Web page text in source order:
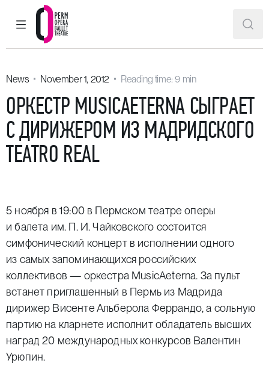
MAIN MENU
Perm Opera and Ballet Theatre
News November 1, 2012 Reading time: 9 min
ОРКЕСТР MUSICAETERNA СЫГРАЕТ
С ДИРИЖЕРОМ ИЗ МАДРИДСКОГО
TEATRO REAL
5 ноября в 19:00 в Пермском театре оперы
и балета им. П. И. Чайковского состоится
симфонический концерт в исполнении одного
из самых запоминающихся российских
коллективов — оркестра MusicAeterna. За пульт
встанет приглашенный в Пермь из Мадрида
дирижер Висенте Альберола Феррандо, а сольную
партию на кларнете исполнит обладатель высших
наград 20 международных конкурсов Валентин
Урюпин.